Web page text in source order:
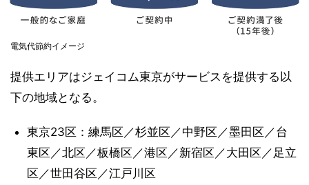
電気代節約イメージ
提供エリアはジェイコム東京がサービスを提供する以
下の地域となる。
東京23区：練馬区／杉並区／中野区／墨田区／台
東区／北区／板橋区／港区／新宿区／大田区／足立
区／世田谷区／江戸川区